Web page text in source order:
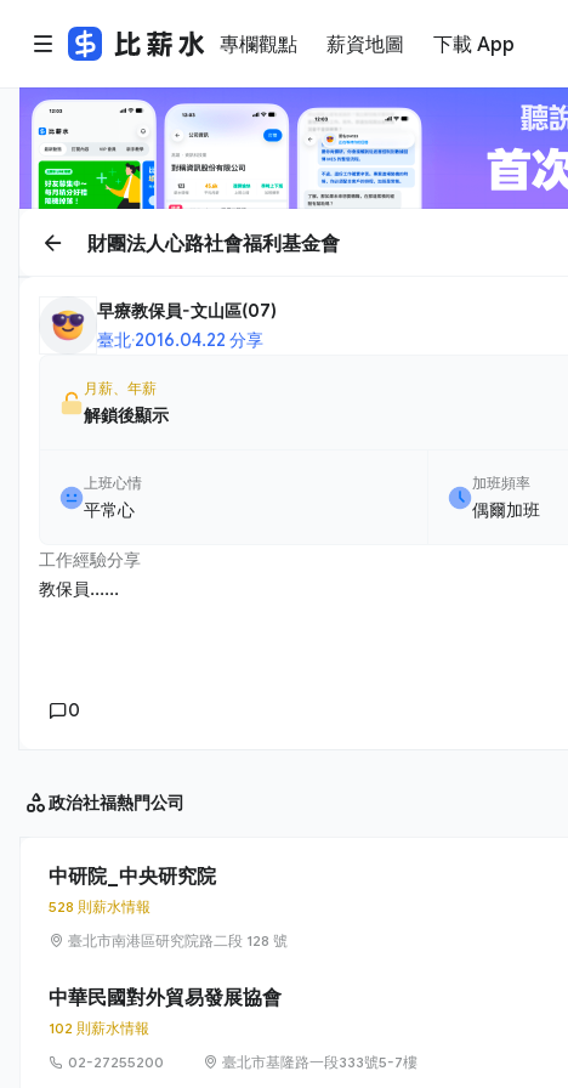
專欄觀點 薪資地圖 下載 App
財團法人心路社會福利基金會
早療教保員-文山區(07)
臺北·2016.04.22 分享
月薪、年薪
解鎖後顯示
上班心情
平常心
加班頻率
偶爾加班
工作經驗分享
教保員......
0
政治社福熱門公司
中研院_中央研究院
528 則薪水情報
臺北市南港區研究院路二段 128 號
中華民國對外貿易發展協會
102 則薪水情報
02-27255200
臺北市基隆路一段333號5-7樓